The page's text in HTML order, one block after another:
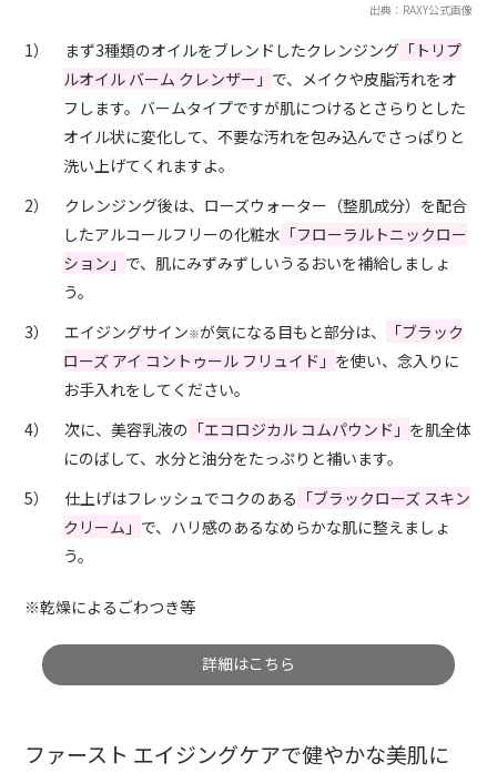
出典：RAXY公式画像
1） まず3種類のオイルをブレンドしたクレンジング 「トリプ
ルオイル バーム クレンザー」 で、メイクや皮脂汚れをオ
フします。バームタイプですが肌につけるとさらりとした
オイル状に変化して、不要な汚れを包み込んでさっぱりと
洗い上げてくれますよ。
2） クレンジング後は、ローズウォーター（整肌成分）を配合
したアルコールフリーの化粧水 「フローラルトニックロー
ション」 で、肌にみずみずしいうるおいを補給しましょ
う。
3） エイジングサイン※が気になる目もと部分は、
「ブラック
ローズ アイ コントゥール フリュイド」 を使い、念入りに
お手入れをしてください。
4） 次に、美容乳液の 「エコロジカル コムパウンド」 を肌全体
にのばして、水分と油分をたっぷりと補います。
5） 仕上げはフレッシュでコクのある 「ブラックローズ スキン
クリーム」 で、ハリ感のあるなめらかな肌に整えましょ
う。
※乾燥によるごわつき等
詳細はこちら
ファースト エイジングケアで健やかな美肌に